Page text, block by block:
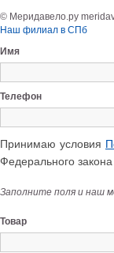
© Меридавело.ру
Наш филиал в СПб
Имя
Телефон
Принимаю условия
Федерального
Заполните поля и наш
Товар